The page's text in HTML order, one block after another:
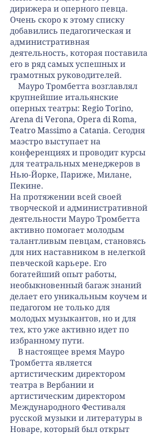
дирижера и оперного певца.
Очень скоро к этому списку
добавились педагогическая и
административная
деятельность, которая поставила
его в ряд самых успешных и
грамотных руководителей.
Мауро Тромбетта возглавлял
крупнейшие итальянские
оперных театры: Regio Torino,
Arena di Verona, Opera di Roma,
Teatro Massimo a Catania. Сегодня
маэстро выступает на
конференциях и проводит курсы
для театральных менеджеров в
Нью-Йорке, Париже, Милане,
Пекине.
На протяжении всей своей
творческой и административной
деятельности Мауро Тромбетта
активно помогает молодым
талантливым певцам, становясь
для них наставником в нелегкой
певческой карьере. Его
богатейший опыт работы,
необыкновенный багаж знаний
делает его уникальным коучем и
педагогом не только для
молодых музыкантов, но и для
тех, кто уже активно идет по
избранному пути.
В настоящее время Мауро
Тромбетта является
артистическим директором
театра в Вербании и
артистическим директором
Международного Фестиваля
русской музыки и литературы в
Новаре, который был открыт